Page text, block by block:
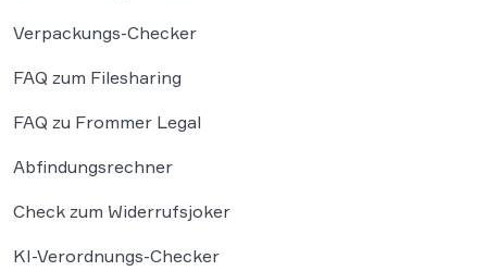
Verpackungs-Checker
FAQ zum Filesharing
FAQ zu Frommer Legal
Abfindungsrechner
Check zum Widerrufsjoker
KI-Verordnungs-Checker